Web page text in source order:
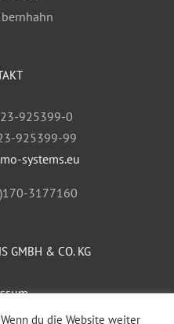
925399-0
925399-99
systems.eu
3177160
GMBH & CO. KG
du die Website weiter